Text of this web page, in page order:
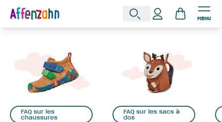
MENU
FAQ sur les
chaussures
FAQ sur les sacs à
dos